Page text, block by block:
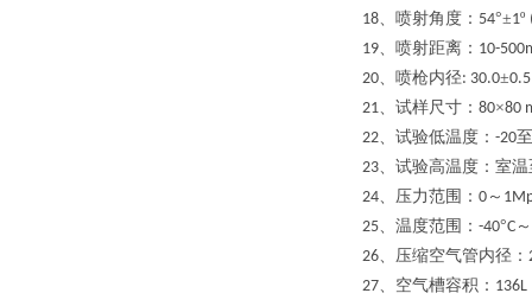
18、喷射角度： 54°±1º
19、喷射距离： 10-
20、喷枪内径: 30.0±
21、试样尺寸： 80×80
22、试验低温度： -20至
23、试验高温度：室温
24、压力范围： 0 ～
25、温度范围： -40°C ～
26、压缩空气管内径：
27、空气槽容积： 136L